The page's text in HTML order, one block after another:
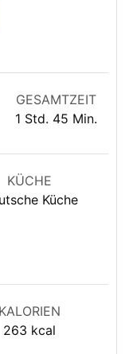
GESAMTZEIT
1Stunde
Std. 45Minuten
Min.
KÜCHE
Küche
KALORIEN
263 kcal